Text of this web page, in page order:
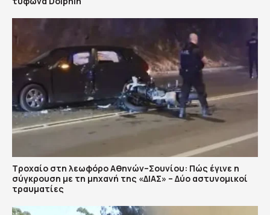
Τροχαίο στη λεωφόρο Αθηνών–Σουνίου: Πώς έγινε η
σύγκρουση με τη μηχανή της «ΔΙΑΣ» – Δύο αστυνομικοί
τραυματίες